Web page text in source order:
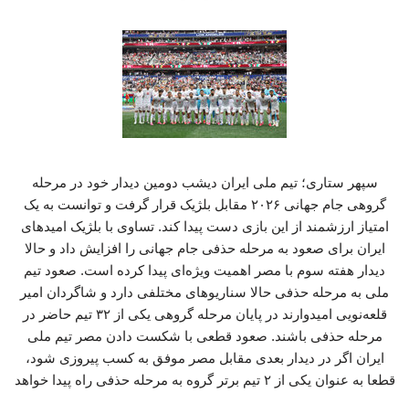
سپهر ستاری؛ تیم ملی ایران دیشب دومین دیدار خود در مرحله
گروهی جام جهانی ۲۰۲۶ مقابل بلژیک قرار گرفت و توانست به یک
امتیاز ارزشمند از این بازی دست پیدا کند. تساوی با بلژیک امیدهای
ایران برای صعود به مرحله حذفی جام جهانی را افزایش داد و حالا
دیدار هفته سوم با مصر اهمیت ویژه‌ای پیدا کرده است. صعود تیم
ملی به مرحله حذفی حالا سناریوهای مختلفی دارد و شاگردان امیر
قلعه‌نویی امیدوارند در پایان مرحله گروهی یکی از ۳۲ تیم حاضر در
مرحله حذفی باشند. صعود قطعی با شکست دادن مصر تیم ملی
ایران اگر در دیدار بعدی مقابل مصر موفق به کسب پیروزی شود،
قطعا به عنوان یکی از ۲ تیم برتر گروه به مرحله حذفی راه پیدا خواهد